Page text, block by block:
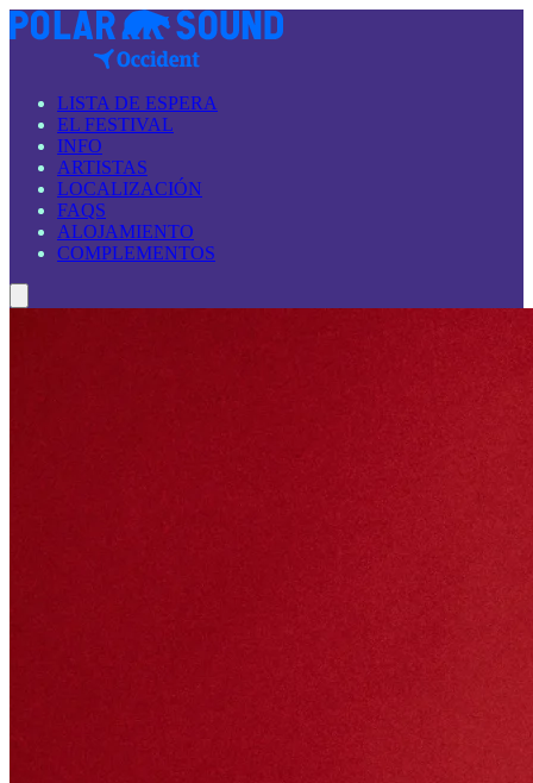
LISTA DE ESPERA
EL FESTIVAL
INFO
ARTISTAS
LOCALIZACIÓN
FAQS
ALOJAMIENTO
COMPLEMENTOS